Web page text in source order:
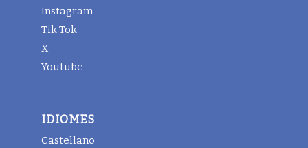
Instagram
Tik Tok
X
Youtube
IDIOMES
Castellano